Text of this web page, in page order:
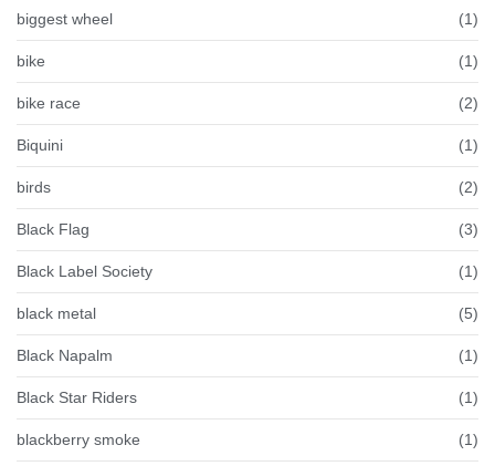
biggest wheel (1)
bike (1)
bike race (2)
Biquini (1)
birds (2)
Black Flag (3)
Black Label Society (1)
black metal (5)
Black Napalm (1)
Black Star Riders (1)
blackberry smoke (1)